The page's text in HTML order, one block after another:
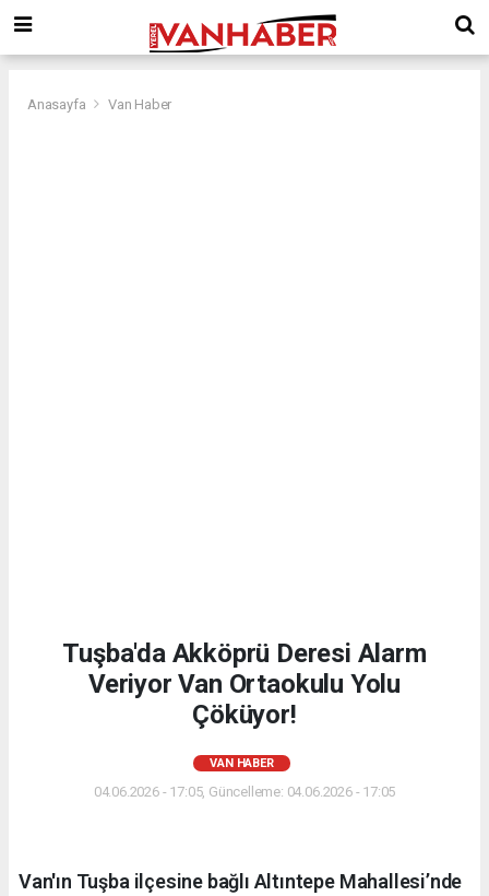
Anasayfa Van Haber
Tuşba'da Akköprü Deresi Alarm
Veriyor Van Ortaokulu Yolu
Çöküyor!
VAN HABER
04.06.2026 - 17:05, Güncelleme: 04.06.2026 - 17:05
Van'ın Tuşba ilçesine bağlı Altıntepe Mahallesi’nde